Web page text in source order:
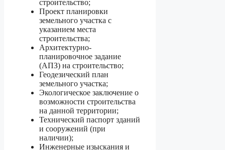
строительство;
Проект планировки
земельного участка с
указанием места
строительства;
Архитектурно-
планировочное задание
(АПЗ) на строительство;
Геодезический план
земельного участка;
Экологическое заключение о
возможности строительства
на данной территории;
Технический паспорт зданий
и сооружений (при
наличии);
Инженерные изыскания и